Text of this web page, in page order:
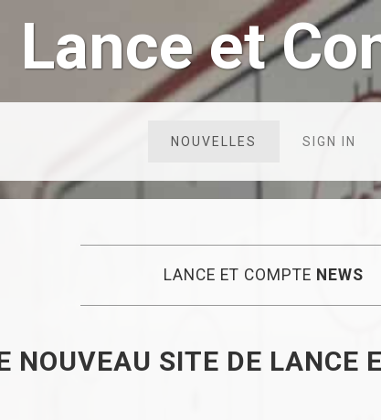
Lance et
NOUVELLES SIGN IN
LANCE ET COMPTE NEWS
NOUVEAU SITE DE LANCE